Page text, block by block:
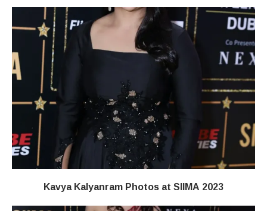
Kavya Kalyanram Photos at SIIMA 2023